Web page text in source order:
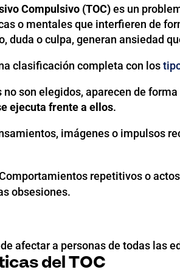
Compulsivo (TOC)es un
o mentales que interfieren de
duda o culpa, generan ansiedad
clasificación completa con los
son elegidos, aparecen de
ejecuta frente a ellos.
imágenes o impulsos
repetitivos o
obsesiones.
afectar a personas de todas las
del TOC